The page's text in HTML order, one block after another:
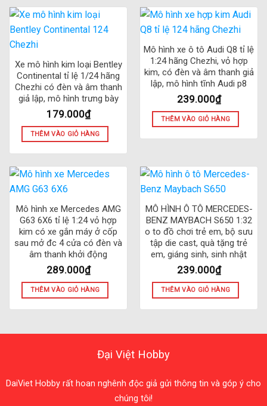
Xe mô hình kim loại Bentley
Continental tỉ lệ 1/24 hãng
Chezhi có đèn và âm thanh
giả lập, mô hình trưng bày
179.000₫
THÊM VÀO GIỎ HÀNG
Mô hình xe ô tô Audi Q8 tỉ lệ
1:24 hãng Chezhi, vỏ hợp
kim, có đèn và âm thanh giả
lập, mô hình tĩnh Audi p8
239.000₫
THÊM VÀO GIỎ HÀNG
Mô hình xe Mercedes AMG
G63 6X6 tỉ lệ 1:24 vỏ hợp
kim có xe gắn máy ở cốp
sau mở đc 4 cửa có đèn và
âm thanh khởi động
289.000₫
THÊM VÀO GIỎ HÀNG
MÔ HÌNH Ô TÔ MERCEDES-
BENZ MAYBACH S650 1:32
o to đồ chơi trẻ em, bộ sưu
tập die cast, quà tặng trẻ
em, giáng sinh, sinh nhật
239.000₫
THÊM VÀO GIỎ HÀNG
Đại Việt Hobby
DaiViet Hobby rất hoan nghênh độc giả gửi thông tin và góp ý cho
chúng tôi!